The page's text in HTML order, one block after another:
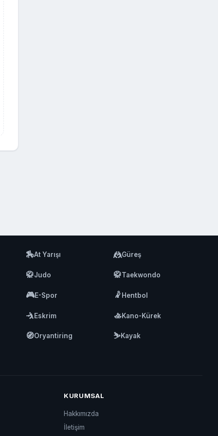
🏇At Yarışı 🤼Güreş
🥋Judo 🥋Taekwondo
🎮E-Spor 🤾 Hentbol
🤺Eskrim 🚣Kano-Kürek
🧭Oryantiring ⛷️Kayak
KURUMSAL
Hakkımızda
İletişim